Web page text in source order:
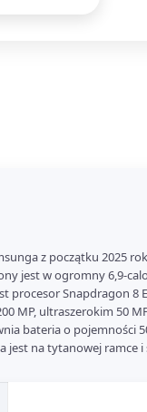
z początku 2025
jest w ogromny 6,9-
procesor Snapdragon
MP, ultraszerokim 50
bateria o pojemności
na tytanowej ramce i